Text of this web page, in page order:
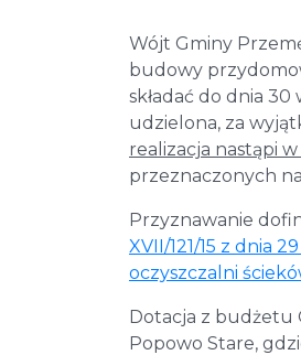
Wójt Gminy
budowy
składać do dnia
udzielona, za
realizacja nastąpi
przeznaczonych
Przyznawanie
XVII/121/15 z dnia
oczyszczalni
Dotacja z budżetu
Popowo Stare,